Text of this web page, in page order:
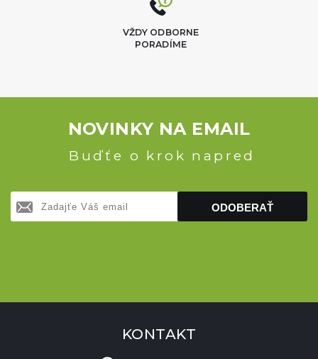
VŽDY ODBORNE
PORADÍME
NOVINKY NA EMAIL
Buďťe o krok napred
ODOBERAŤ
KONTAKT